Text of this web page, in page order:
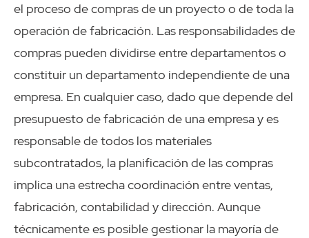
el proceso de compras de un proyecto o de toda la
operación de fabricación. Las responsabilidades de
compras pueden dividirse entre departamentos o
constituir un departamento independiente de una
empresa. En cualquier caso, dado que depende del
presupuesto de fabricación de una empresa y es
responsable de todos los materiales
subcontratados, la planificación de las compras
implica una estrecha coordinación entre ventas,
fabricación, contabilidad y dirección. Aunque
técnicamente es posible gestionar la mayoría de